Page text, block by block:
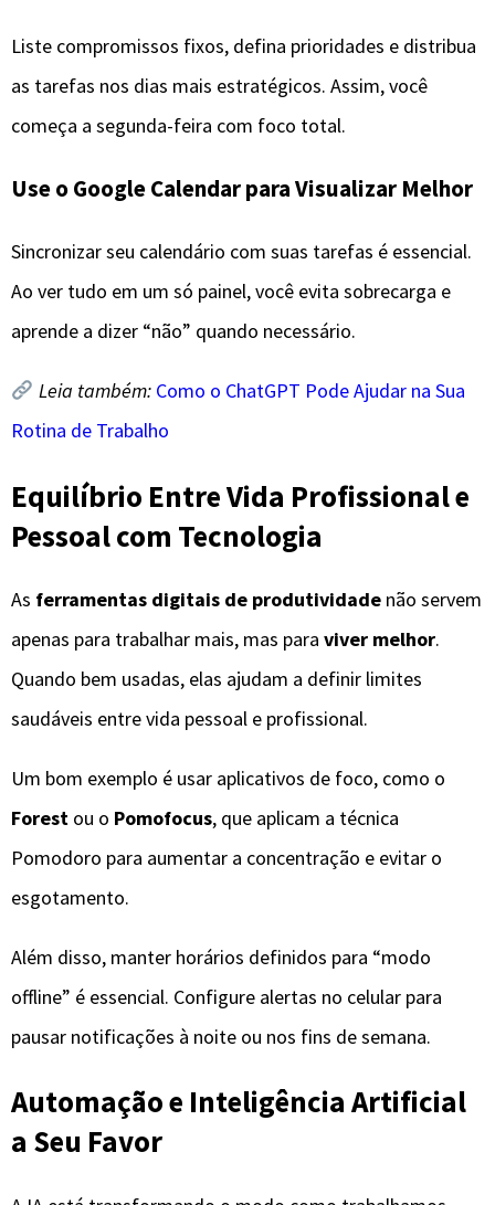
Liste compromissos fixos, defina prioridades e distribua
as tarefas nos dias mais estratégicos. Assim, você
começa a segunda-feira com foco total.
Use o Google Calendar para Visualizar Melhor
Sincronizar seu calendário com suas tarefas é essencial.
Ao ver tudo em um só painel, você evita sobrecarga e
aprende a dizer “não” quando necessário.
Leia também: Como o ChatGPT Pode Ajudar na Sua
Rotina de Trabalho
Equilíbrio Entre Vida Profissional e
Pessoal com Tecnologia
As ferramentas digitais de produtividade não servem
apenas para trabalhar mais, mas para viver melhor.
Quando bem usadas, elas ajudam a definir limites
saudáveis entre vida pessoal e profissional.
Um bom exemplo é usar aplicativos de foco, como o
Forest ou o Pomofocus, que aplicam a técnica
Pomodoro para aumentar a concentração e evitar o
esgotamento.
Além disso, manter horários definidos para “modo
offline” é essencial. Configure alertas no celular para
pausar notificações à noite ou nos fins de semana.
Automação e Inteligência Artificial
a Seu Favor